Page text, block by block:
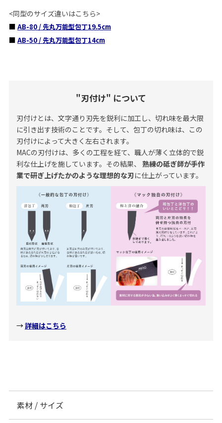
<同型のサイズ違いはこちら>
■ AB-80 / 先丸万能型包丁19.5cm
■ AB-50 / 先丸万能型包丁14cm
"刃付け" について
刃付けとは、文字通り刃先を鋭利に加工し、切れ味を最大限
に引き出す技術のことです。そして、包丁の切れ味は、この
刃付けによって大きく左右されます。
MACの刃付けは、多くの工程を経て、職人が薄く立体的で鋭
利な仕上げを施しています。その結果、 熟練の砥ぎ師が手作
業で研ぎ上げたかのような理想的な刃 に仕上がっています。
→詳細はこちら
素材 / サイズ